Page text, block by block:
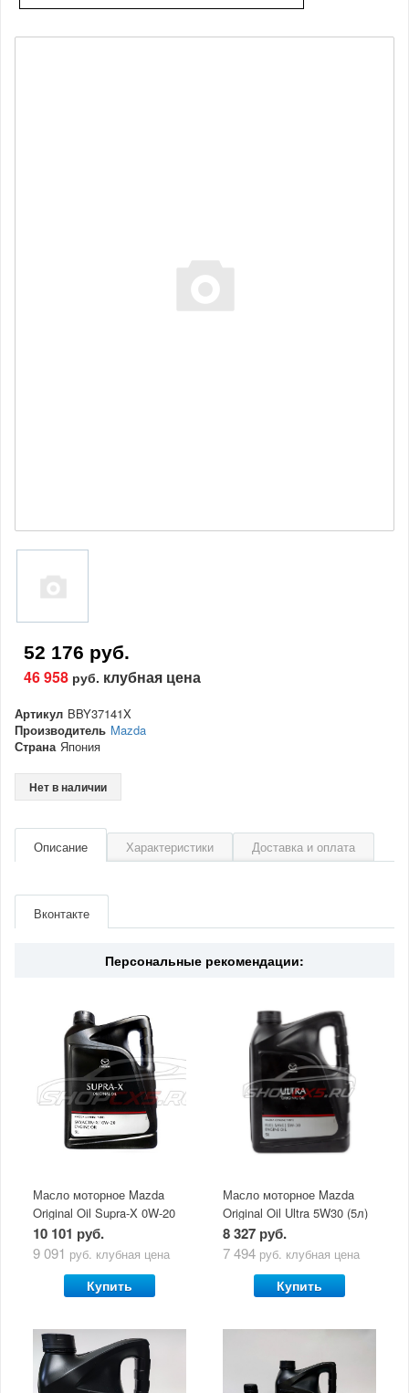
52 176 руб.
46 958 руб. клубная цена
Артикул BBY37141X
Производитель Mazda
Страна Япония
Нет в наличии
Описание Характеристики Доставка и оплата
Страна Япония
Вконтакте
Персональные рекомендации:
Масло моторное Mazda
Original Oil Supra-X 0W-20
(5 л)
10 101 руб.
9 091 руб. клубная цена
Купить
Масло моторное Mazda
Original Oil Ultra 5W30 (5л)
8 327 руб.
7 494 руб. клубная цена
Купить